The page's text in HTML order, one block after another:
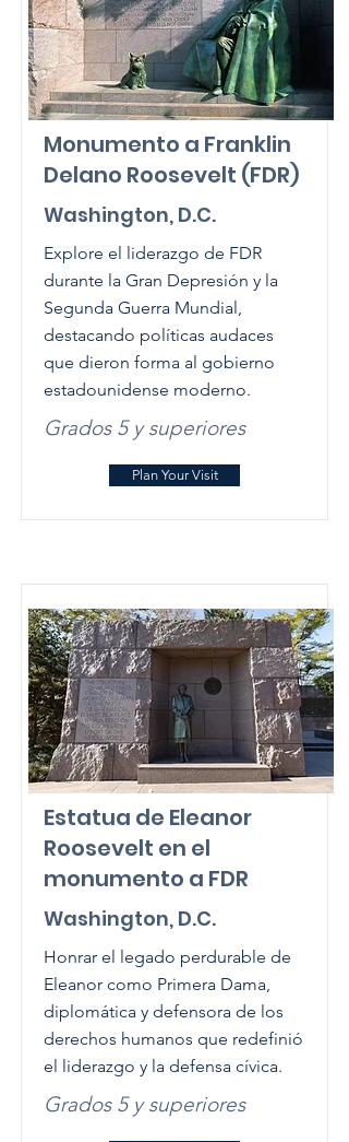
Monumento a Franklin
Delano Roosevelt (FDR)
Washington, D.C.
Explore el liderazgo de FDR
durante la Gran Depresión y la
Segunda Guerra Mundial,
destacando políticas audaces
que dieron forma al gobierno
estadounidense moderno.
Grados 5 y superiores
Plan Your Visit
Estatua de Eleanor
Roosevelt en el
monumento a FDR
Washington, D.C.
Honrar el legado perdurable de
Eleanor como Primera Dama,
diplomática y defensora de los
derechos humanos que redefinió
el liderazgo y la defensa cívica.
Grados 5 y superiores